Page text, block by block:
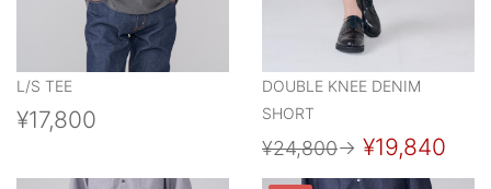
L/S TEE
¥17,800
DOUBLE KNEE DENIM
SHORT
¥24,800→ ¥19,840